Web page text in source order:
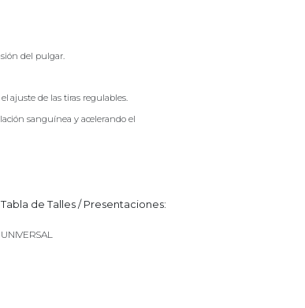
del pulgar.
ajuste de las tiras regulables.
sanguínea y acelerando el
Tabla de Talles / Presentaciones:
UNIVERSAL